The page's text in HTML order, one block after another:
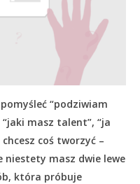
“podziwiam
masz talent”, “ja
coś tworzyć –
niestety masz dwie lewe
która próbuje